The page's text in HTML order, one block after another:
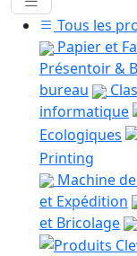
Tous les
Papier et
Présentoir &
bureau
informatique
Ecologiques
Printing
Machine
et Expédition
et Bricolage